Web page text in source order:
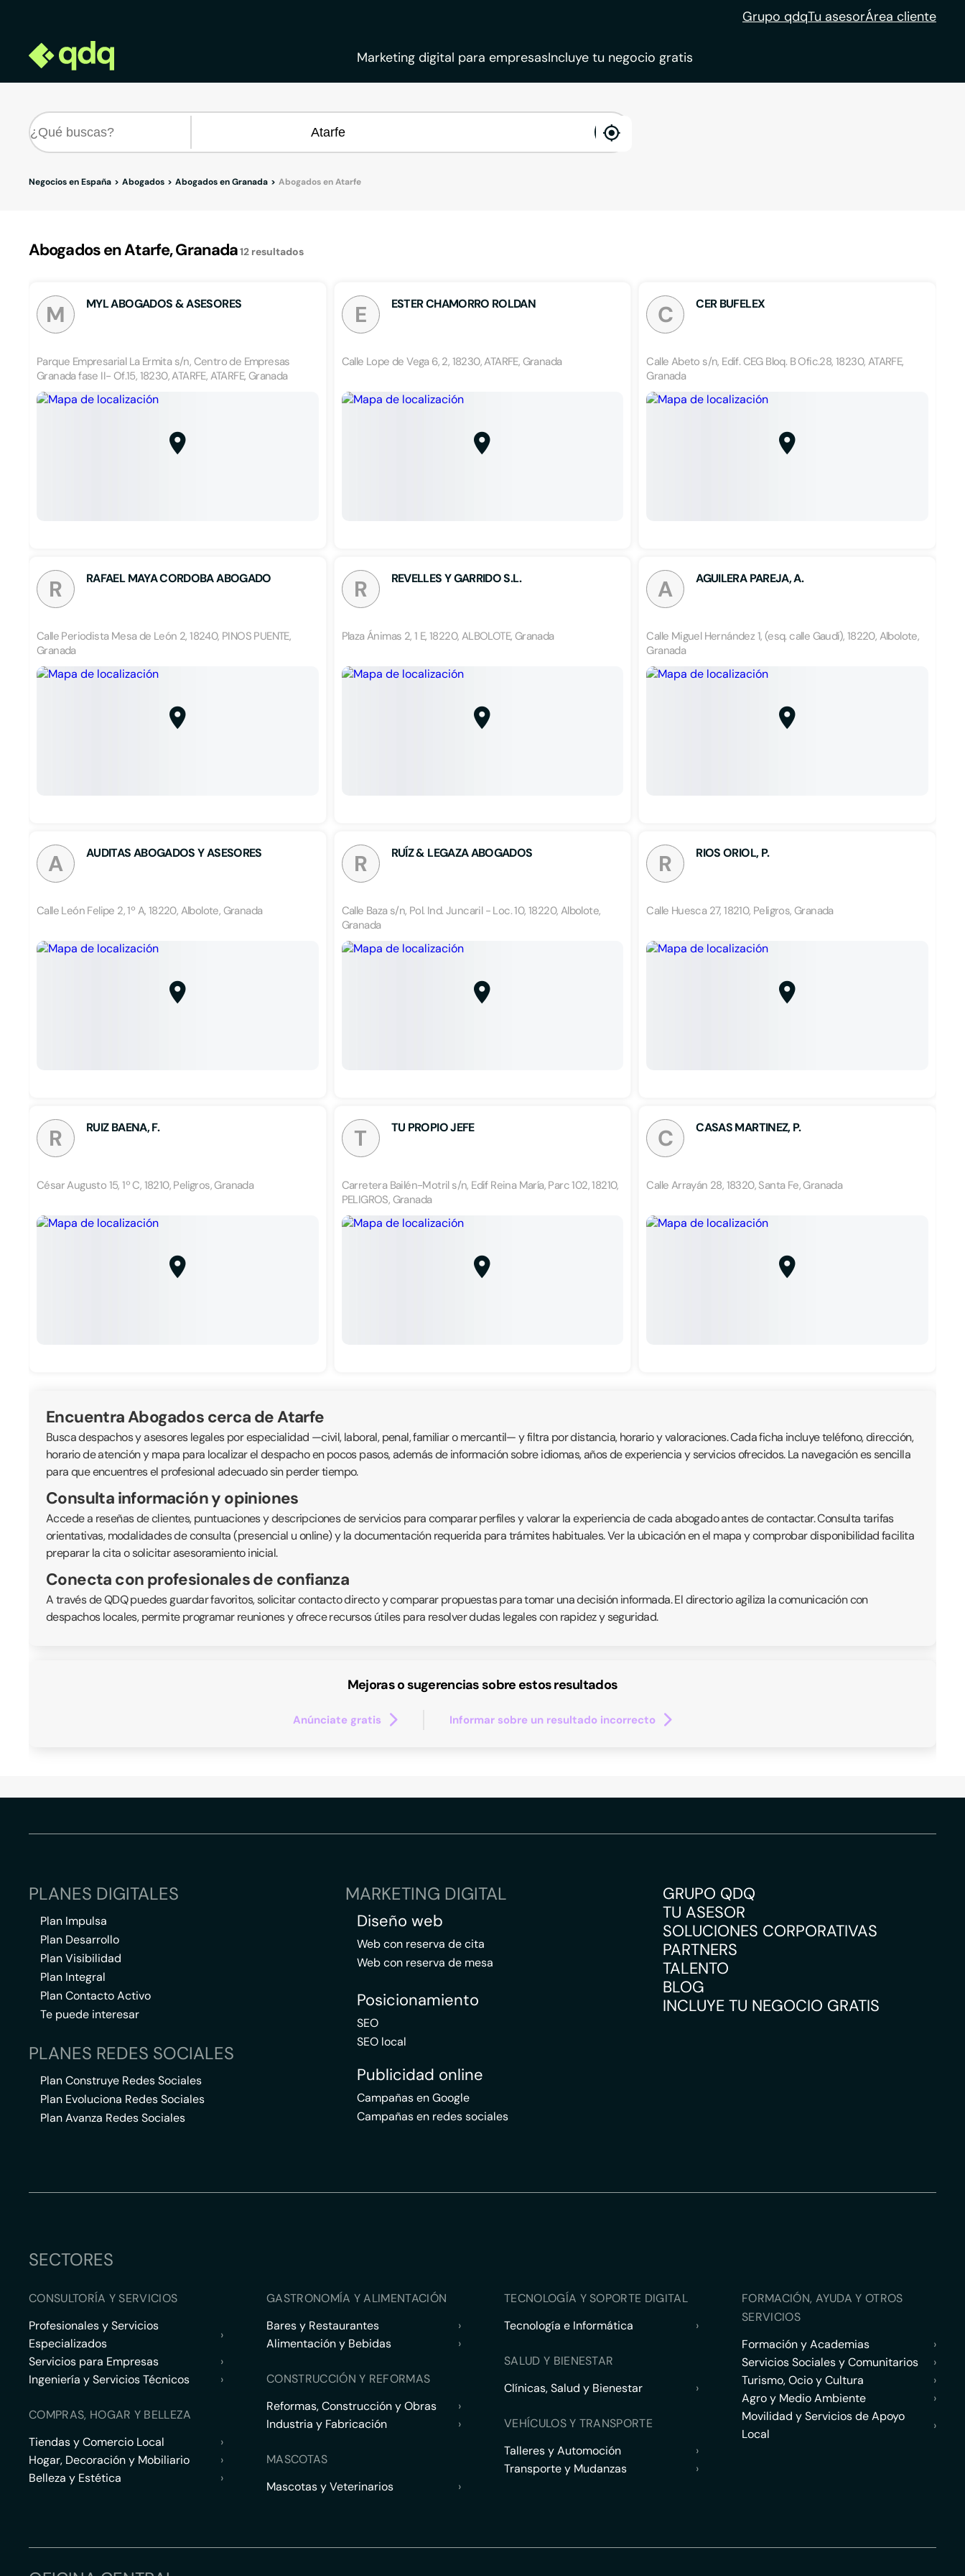
Grupo qdqTu asesorÁrea cliente
Marketing digital para empresasIncluye tu negocio gratis
enable
Negocios en España Abogados Abogados en Granada Abogados en Atarfe
Abogados en Atarfe, Granada12 resultados
M MYL ABOGADOS & ASESORES
Parque Empresarial La Ermita s/n, Centro de Empresas
Granada fase II- Of.15, 18230, ATARFE, ATARFE, Granada
E ESTER CHAMORRO ROLDAN
Calle Lope de Vega 6, 2, 18230, ATARFE, Granada
C CER BUFELEX
Calle Abeto s/n, Edif. CEG Bloq. B Ofic.28, 18230, ATARFE,
Granada
R RAFAEL MAYA CORDOBA ABOGADO
Calle Periodista Mesa de León 2, 18240, PINOS PUENTE,
Granada
R REVELLES Y GARRIDO S.L.
Plaza Ánimas 2, 1 E, 18220, ALBOLOTE, Granada
A AGUILERA PAREJA, A.
Calle Miguel Hernández 1, (esq. calle Gaudí), 18220, Albolote,
Granada
A AUDITAS ABOGADOS Y ASESORES
Calle León Felipe 2, 1º A, 18220, Albolote, Granada
R RUÍZ & LEGAZA ABOGADOS
Calle Baza s/n, Pol. Ind. Juncaril - Loc. 10, 18220, Albolote,
Granada
R RIOS ORIOL, P.
Calle Huesca 27, 18210, Peligros, Granada
R RUIZ BAENA, F.
César Augusto 15, 1º C, 18210, Peligros, Granada
T TU PROPIO JEFE
Carretera Bailén-Motril s/n, Edif Reina María, Parc 102, 18210,
PELIGROS, Granada
C CASAS MARTINEZ, P.
Calle Arrayán 28, 18320, Santa Fe, Granada
Encuentra Abogados cerca de Atarfe
Busca despachos y asesores legales por especialidad —civil, laboral, penal, familiar o mercantil— y filtra por distancia, horario y valoraciones. Cada ficha incluye teléfono, dirección,
horario de atención y mapa para localizar el despacho en pocos pasos, además de información sobre idiomas, años de experiencia y servicios ofrecidos. La navegación es sencilla
para que encuentres el profesional adecuado sin perder tiempo.
Consulta información y opiniones
Accede a reseñas de clientes, puntuaciones y descripciones de servicios para comparar perfiles y valorar la experiencia de cada abogado antes de contactar. Consulta tarifas
orientativas, modalidades de consulta (presencial u online) y la documentación requerida para trámites habituales. Ver la ubicación en el mapa y comprobar disponibilidad facilita
preparar la cita o solicitar asesoramiento inicial.
Conecta con profesionales de confianza
A través de QDQ puedes guardar favoritos, solicitar contacto directo y comparar propuestas para tomar una decisión informada. El directorio agiliza la comunicación con
despachos locales, permite programar reuniones y ofrece recursos útiles para resolver dudas legales con rapidez y seguridad.
Mejoras o sugerencias sobre estos resultados
Anúnciate gratis Informar sobre un resultado incorrecto
PLANES DIGITALES
Plan Impulsa
Plan Desarrollo
Plan Visibilidad
Plan Integral
Plan Contacto Activo
Te puede interesar
PLANES REDES SOCIALES
Plan Construye Redes Sociales
Plan Evoluciona Redes Sociales
Plan Avanza Redes Sociales
MARKETING DIGITAL
Diseño web
Web con reserva de cita
Web con reserva de mesa
Posicionamiento
SEO
SEO local
Publicidad online
Campañas en Google
Campañas en redes sociales
GRUPO QDQ
TU ASESOR
SOLUCIONES CORPORATIVAS
PARTNERS
TALENTO
BLOG
INCLUYE TU NEGOCIO GRATIS
SECTORES
CONSULTORÍA Y SERVICIOS
Profesionales y Servicios
Especializados
›
Servicios para Empresas
›
Ingeniería y Servicios Técnicos
›
COMPRAS, HOGAR Y BELLEZA
Tiendas y Comercio Local
›
Hogar, Decoración y Mobiliario
›
Belleza y Estética
›
GASTRONOMÍA Y ALIMENTACIÓN
Bares y Restaurantes
›
Alimentación y Bebidas
›
CONSTRUCCIÓN Y REFORMAS
Reformas, Construcción y Obras
›
Industria y Fabricación
›
MASCOTAS
Mascotas y Veterinarios
›
TECNOLOGÍA Y SOPORTE DIGITAL
Tecnología e Informática
›
SALUD Y BIENESTAR
Clínicas, Salud y Bienestar
›
VEHÍCULOS Y TRANSPORTE
Talleres y Automoción
›
Transporte y Mudanzas
›
FORMACIÓN, AYUDA Y OTROS
SERVICIOS
Formación y Academias
›
Servicios Sociales y Comunitarios
›
Turismo, Ocio y Cultura
›
Agro y Medio Ambiente
›
Movilidad y Servicios de Apoyo
Local
›